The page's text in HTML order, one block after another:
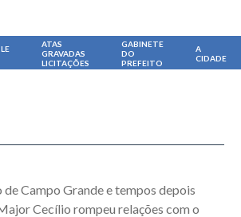
ATAS
GRAVADAS
LICITAÇÕES
GABINETE
DO
PREFEITO
A
CIDADE
Campo Grande e tempos depois
Cecílio rompeu relações com o